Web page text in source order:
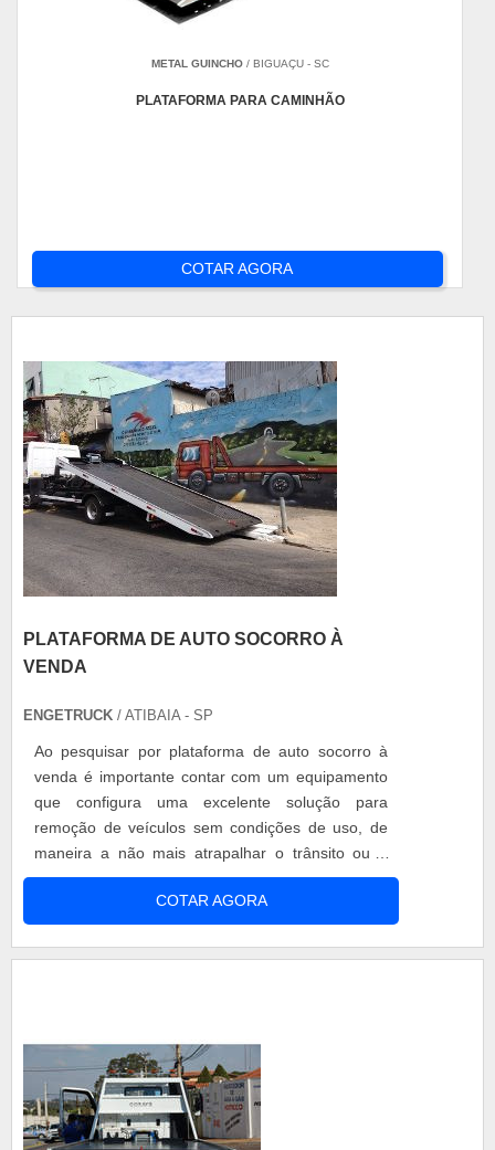
METAL GUINCHO/ BIGUAÇU - SC
PLATAFORMA PARA CAMINHÃO
COTAR AGORA
PLATAFORMA DE AUTO SOCORRO À
VENDA
ENGETRUCK / ATIBAIA - SP
Ao pesquisar por plataforma de auto socorro à
venda é importante contar com um equipamento
que configura uma excelente solução para
remoção de veículos sem condições de uso, de
maneira a não mais atrapalhar o trânsito ou o
ambiente. Informações sobre a plataforma de
auto socorro à venda é necessário contar com
uma estrutura com boa capacidade de suporte de
COTAR AGORA